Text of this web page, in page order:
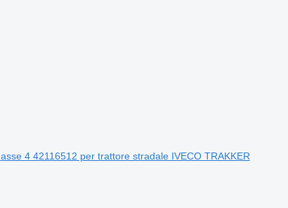
asse 4 42116512 per trattore stradale IVECO TRAKKER